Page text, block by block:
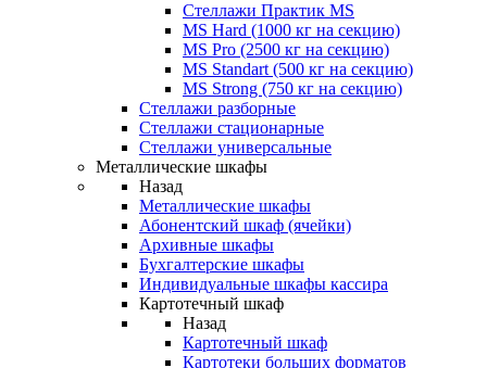
Стеллажи Практик MS
MS Hard (1000 кг на секцию)
MS Pro (2500 кг на секцию)
MS Standart (500 кг на секцию)
MS Strong (750 кг на секцию)
Стеллажи разборные
Стеллажи стационарные
Стеллажи универсальные
Металлические шкафы
Назад
Металлические шкафы
Абонентский шкаф (ячейки)
Архивные шкафы
Бухгалтерские шкафы
Индивидуальные шкафы кассира
Картотечный шкаф
Назад
Картотечный шкаф
Картотеки больших форматов